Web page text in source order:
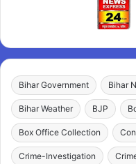
Bihar Government Bihar
Bihar Weather BJP
Box Office Collection
Crime-Investigation